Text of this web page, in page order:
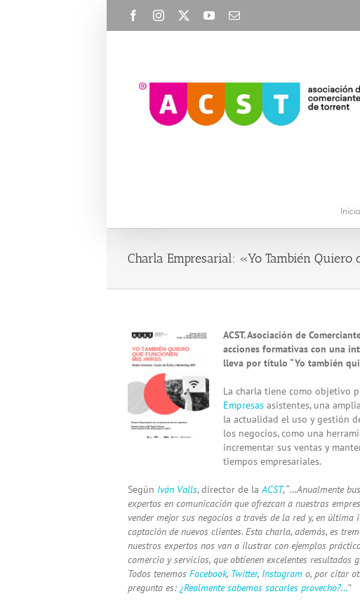
FacebookInstagram YouTubeEmail
Inicio
Charla Empresarial: «Yo También Quiero
View
Larger
Image
ACST. Asociación de
acciones formativas con una
lleva por título “Yo también
La charla tiene como objetivo
Empresasasistentes, una
la actualidad el uso y gestión
los negocios, como una
incrementar sus ventas y
tiempos empresariales.
Según Iván Valls, director de laACST, “…Anualmente
expertos en comunicación que ofrezcan a nuestras
vender mejor sus negocios a través de la red y, en última
captación de nuevos clientes. Esta charla, además, es
nuestros expertos nos van a ilustrar con ejemplos
comercio y servicios, que obtienen excelentes resultados
Todos tenemos Facebook, Twitter, Instagram o, por citar
pregunta es: ¿Realmente sabemos sacarles provecho?…”